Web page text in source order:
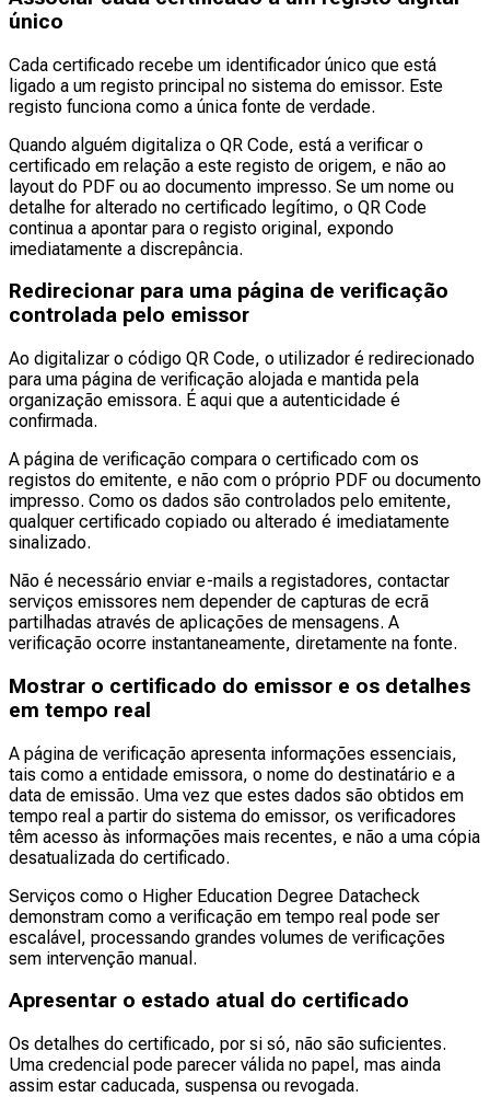
único
Cada certificado recebe um identificador único que está
ligado a um registo principal no sistema do emissor. Este
registo funciona como a única fonte de verdade.
Quando alguém digitaliza o QR Code, está a verificar o
certificado em relação a este registo de origem, e não ao
layout do PDF ou ao documento impresso. Se um nome ou
detalhe for alterado no certificado legítimo, o QR Code
continua a apontar para o registo original, expondo
imediatamente a discrepância.
Redirecionar para uma página de verificação
controlada pelo emissor
Ao digitalizar o código QR Code, o utilizador é redirecionado
para uma página de verificação alojada e mantida pela
organização emissora. É aqui que a autenticidade é
confirmada.
A página de verificação compara o certificado com os
registos do emitente, e não com o próprio PDF ou documento
impresso. Como os dados são controlados pelo emitente,
qualquer certificado copiado ou alterado é imediatamente
sinalizado.
Não é necessário enviar e-mails a registadores, contactar
serviços emissores nem depender de capturas de ecrã
partilhadas através de aplicações de mensagens. A
verificação ocorre instantaneamente, diretamente na fonte.
Mostrar o certificado do emissor e os detalhes
em tempo real
A página de verificação apresenta informações essenciais,
tais como a entidade emissora, o nome do destinatário e a
data de emissão. Uma vez que estes dados são obtidos em
tempo real a partir do sistema do emissor, os verificadores
têm acesso às informações mais recentes, e não a uma cópia
desatualizada do certificado.
Serviços como o Higher Education Degree Datacheck
demonstram como a verificação em tempo real pode ser
escalável, processando grandes volumes de verificações
sem intervenção manual.
Apresentar o estado atual do certificado
Os detalhes do certificado, por si só, não são suficientes.
Uma credencial pode parecer válida no papel, mas ainda
assim estar caducada, suspensa ou revogada.